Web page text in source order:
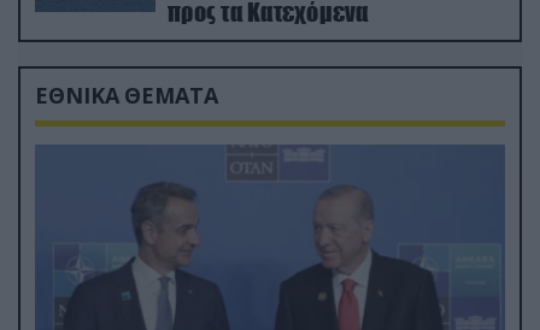
προς τα Κατεχόμενα
ΕΘΝΙΚΑ ΘΕΜΑΤΑ